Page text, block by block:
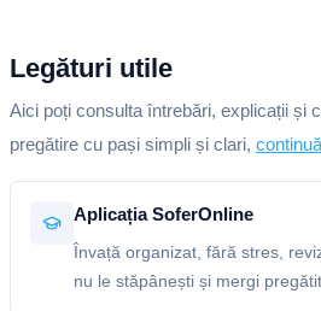
Legături utile
Aici poți consulta întrebări, explicații și
pregătire cu pași simpli și clari,
Aplicația SoferOnline
Învață organizat, fără stres,
nu le stăpânești și mergi